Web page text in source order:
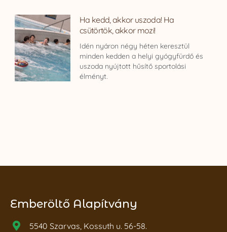
Ha kedd, akkor uszoda! Ha
csütörtök, akkor mozi!
Idén nyáron négy héten keresztül
minden kedden a helyi gyógyfürdő és
uszoda nyújtott hűsítő sportolási
élményt.
Emberöltő Alapítvány
5540 Szarvas, Kossuth u. 56-58.